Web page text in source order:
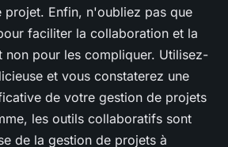
projet. Enfin, n'oubliez pas que
faciliter la collaboration et la
non pour les compliquer. Utilisez-
et vous constaterez une
de votre gestion de projets
les outils collaboratifs sont
de la gestion de projets à